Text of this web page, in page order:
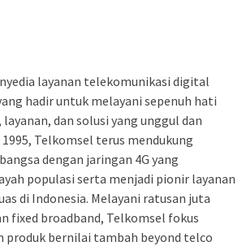
layanan telekomunikasi digital
hadir untuk melayani sepenuh hati
dan solusi yang unggul dan
Telkomsel terus mendukung
dengan jaringan 4G yang
populasi serta menjadi pionir layanan
di Indonesia. Melayani ratusan juta
fixed broadband, Telkomsel fokus
produk bernilai tambah beyond telco